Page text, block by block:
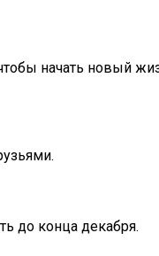
чтобы начать новый
до конца декабря.